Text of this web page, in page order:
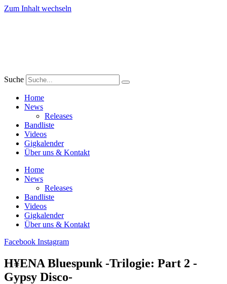
Zum Inhalt wechseln
Suche
Home
News
Releases
Bandliste
Videos
Gigkalender
Über uns & Kontakt
Home
News
Releases
Bandliste
Videos
Gigkalender
Über uns & Kontakt
Facebook Instagram
H¥ENA Bluespunk -Trilogie: Part 2 -
Gypsy Disco-